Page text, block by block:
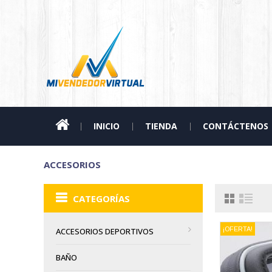
INICIO TIENDA CONTÁCTENOS
ACCESORIOS
¡OFERTA!
CATEGORÍAS
ACCESORIOS DEPORTIVOS
BAÑO